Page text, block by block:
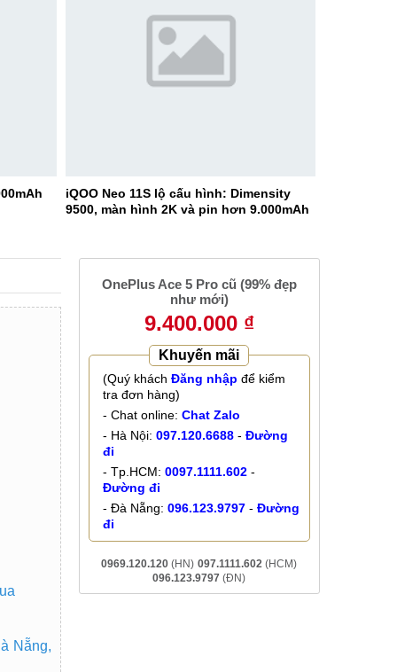
iQOO Neo 11S lộ cấu hình: Dimensity
9500, màn hình 2K và pin hơn 9.000mAh
Nẵng,
OnePlus Ace 5 Pro cũ (99% đẹp
như mới)
9.400.000 ₫
Khuyến mãi
(Quý khách Đăng nhập để kiểm
tra đơn hàng)
- Chat online: Chat Zalo
- Hà Nội: 097.120.6688- Đường
đi
- Tp.HCM: 0097.1111.602-
Đường đi
- Đà Nẵng: 096.123.9797- Đường
đi
0969.120.120 (HN) 097.1111.602 (HCM)
096.123.9797 (ĐN)